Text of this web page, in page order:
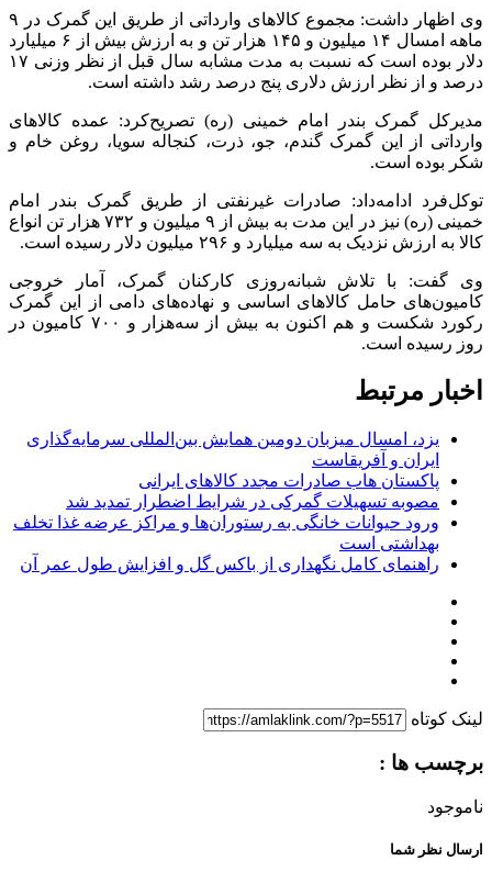
وی اظهار داشت: مجموع کالا‌های وارداتی از طریق این گمرک در ۹
ماهه امسال ۱۴ میلیون و ۱۴۵ هزار تن و به ارزش بیش از ۶ میلیارد
دلار بوده است که نسبت به مدت مشابه سال قبل از نظر وزنی ۱۷
درصد و از نظر ارزش دلاری پنج درصد رشد داشته است.
مدیرکل گمرک بندر امام خمینی (ره) تصریح‌کرد: عمده کالا‌های
وارداتی از این گمرک گندم، جو، ذرت، کنجاله سویا، روغن خام و
شکر بوده است.
توکل‌فرد ادامه‌داد: صادرات غیرنفتی از طریق گمرک بندر امام
خمینی (ره) نیز در این مدت به بیش از ۹ میلیون و ۷۳۲ هزار تن انواع
کالا به ارزش نزدیک به سه میلیارد و ۲۹۶ میلیون دلار رسیده است.
وی گفت: با تلاش شبانه‌روزی کارکنان گمرک، آمار خروجی
کامیون‌های حامل کالا‌های اساسی و نهاده‌های دامی از این گمرک
رکورد شکست و هم اکنون به بیش از سه‌هزار و ۷۰۰ کامیون در
روز رسیده است.
اخبار مرتبط
یزد، امسال میزبان دومین همایش بین‌المللی سرمایه‌گذاری
ایران و آفریقاست
پاکستان هاب صادرات مجدد کالاهای ایرانی
مصوبه تسهیلات گمرکی در شرایط اضطرار تمدید شد
ورود حیوانات خانگی به رستوران‌ها و مراکز عرضه غذا تخلف
بهداشتی است
راهنمای کامل نگهداری از باکس گل و افزایش طول عمر آن
لینک کوتاه
برچسب ها :
ناموجود
ارسال نظر شما